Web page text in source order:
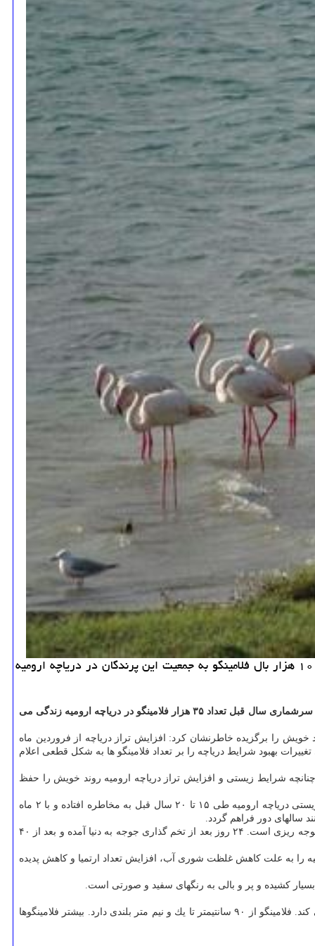
به گزارش گل پیچ رئیس اداره نظارت بر حیات وحش اداره كل حفاظت محیط زیست آذربایجان غربی اظهار داشت: پیشبینی می شود ۱۰ هزار بال فلامینگو به جمعیت این پرندگان در دریاچه ارومیه
امید یوسفی در گفت و گو با خبرنگار ایسنا با اشاره به اینكه سطح تراز دریاچه ارومیه طی دو ماه اخیر افزایش امیدوار كننده ای داشته اضافه كرد: طبق سرشماری سال قبل تعداد ۳۵ هزار فلامینگو در دریاچه ارومیه زندگی می
را برگزیده خاطرنشان كرد: افزایش تراز دریاچه از فروردین ماه
بهبود شرایط دریاچه را بر تعداد فلامینگو ها به شكل قطعی اعلام
شرایط زیستی و افزایش تراز دریاچه ارومیه روند خویش را حفظ
رئیس اداره نظارت بر حیات وحش اداره كل حفاظت محیط زیست آذربایجان غربی با اشاره به به شرایط زیستی دریاچه ارومیه خاطرنشان كرد: تنوع زیستی دریاچه ارومیه طی ۱۵ تا ۲۰ سال قبل به مخاطره افتاده و با ۲ ماه
سالهای دور فراهم گردد.
وی با اشاره به اینكه فلامینگو از ارتمیا تغذیه می كند، تصریح كرد: فلامینگو پرنده ای اجتماعی است و معمولاً در اردیبهشت ماه، زمان آماده شدن برای جوجه ریزی است. ۲۴ روز بعد از تخم گذاری جوجه به دنیا آمده و بعد از ۴۰
را به علت كاهش غلظت شوری آب، افزایش تعداد ارتمیا و كاهش پدیده
بسیار كشیده و پر و بالی به رنگهای سفید و صورتی است.
پرنده نابالغ قهوه ای مایل به خاكستری چرك است. فلامینگو به آرامی راه می رود و در حالیكه سر و منقار خویش را در آب كم عمق فرو برده تغذیه می كند. فلامینگو از ۹۰ سانتیمتر تا یك و نیم متر بلندی دارد. بیشتر فلامینگوها